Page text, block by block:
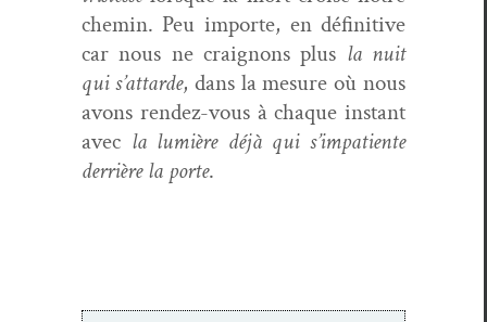
chemin. Peu importe, en défini­tive
car nous ne craignons plus la nuit
qui s’attarde, dans la mesure où nous
avons ren­dez-vous à chaque instant
avec la lumière déjà qui s’impatiente
der­rière la porte.